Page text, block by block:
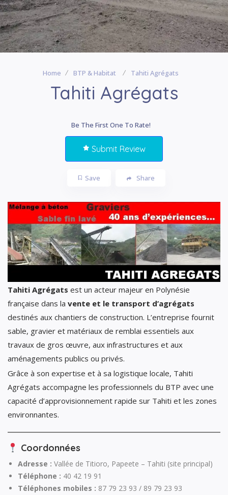
Home BTP & Habitat Tahiti Agrégats
Tahiti Agrégats
Be The First One To Rate!
Submit Review
Save Share
Tahiti Agrégats est un acteur majeur en Polynésie
française dans la vente et le transport d’agrégats
destinés aux chantiers de construction. L’entreprise fournit
sable, gravier et matériaux de remblai essentiels aux
travaux de gros œuvre, aux infrastructures et aux
aménagements publics ou privés.
Grâce à son expertise et à sa logistique locale, Tahiti
Agrégats accompagne les professionnels du BTP avec une
capacité d’approvisionnement rapide sur Tahiti et les zones
environnantes.
Coordonnées
Adresse : Vallée de Titioro, Papeete – Tahiti (site principal)
Téléphone : 40 42 19 91
Téléphones mobiles : 87 79 23 93 / 89 79 23 93